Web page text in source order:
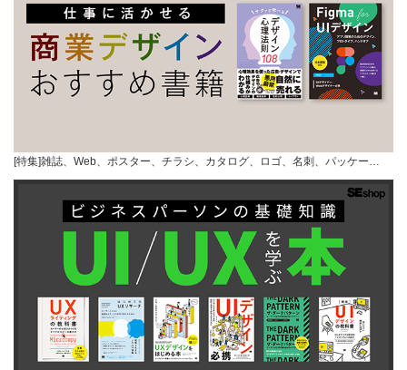
[特集]雑誌、Web、ポスター、チラシ、カタログ、ロゴ、名刺、パッケー…